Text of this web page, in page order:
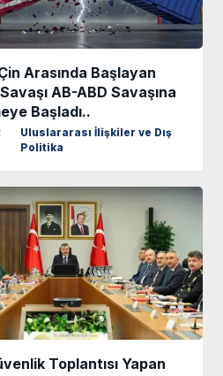
Arasında Başlayan
AB-ABD Savaşına
Başladı..
Uluslararası İlişkiler ve Dış
Politika
Toplantısı Yapan